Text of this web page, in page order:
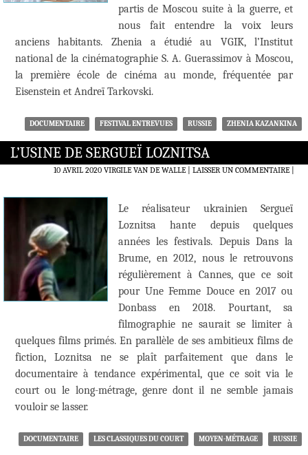
partis de Moscou suite à la guerre, et
nous fait entendre la voix leurs
anciens habitants. Zhenia a étudié au VGIK, l’Institut
national de la cinématographie S. A. Guerassimov à Moscou,
la première école de cinéma au monde, fréquentée par
Eisenstein et Andreï Tarkovski.
DOCUMENTAIRE FESTIVAL ENTREVUES RUSSIE ZHENIA KAZANKINA
L’USINE DE SERGUEÏ LOZNITSA
10 AVRIL 2020 VIRGILE VAN DE WALLE LAISSER UN COMMENTAIRE|
Le réalisateur ukrainien Sergueï
Loznitsa hante depuis quelques
années les festivals. Depuis Dans la
Brume, en 2012, nous le retrouvons
régulièrement à Cannes, que ce soit
pour Une Femme Douce en 2017 ou
Donbass en 2018. Pourtant, sa
filmographie ne saurait se limiter à
quelques films primés. En parallèle de ses ambitieux films de
fiction, Loznitsa ne se plaît parfaitement que dans le
documentaire à tendance expérimental, que ce soit via le
court ou le long-métrage, genre dont il ne semble jamais
vouloir se lasser.
DOCUMENTAIRE LES CLASSIQUES DU COURT MOYEN-MÉTRAGE RUSSIE